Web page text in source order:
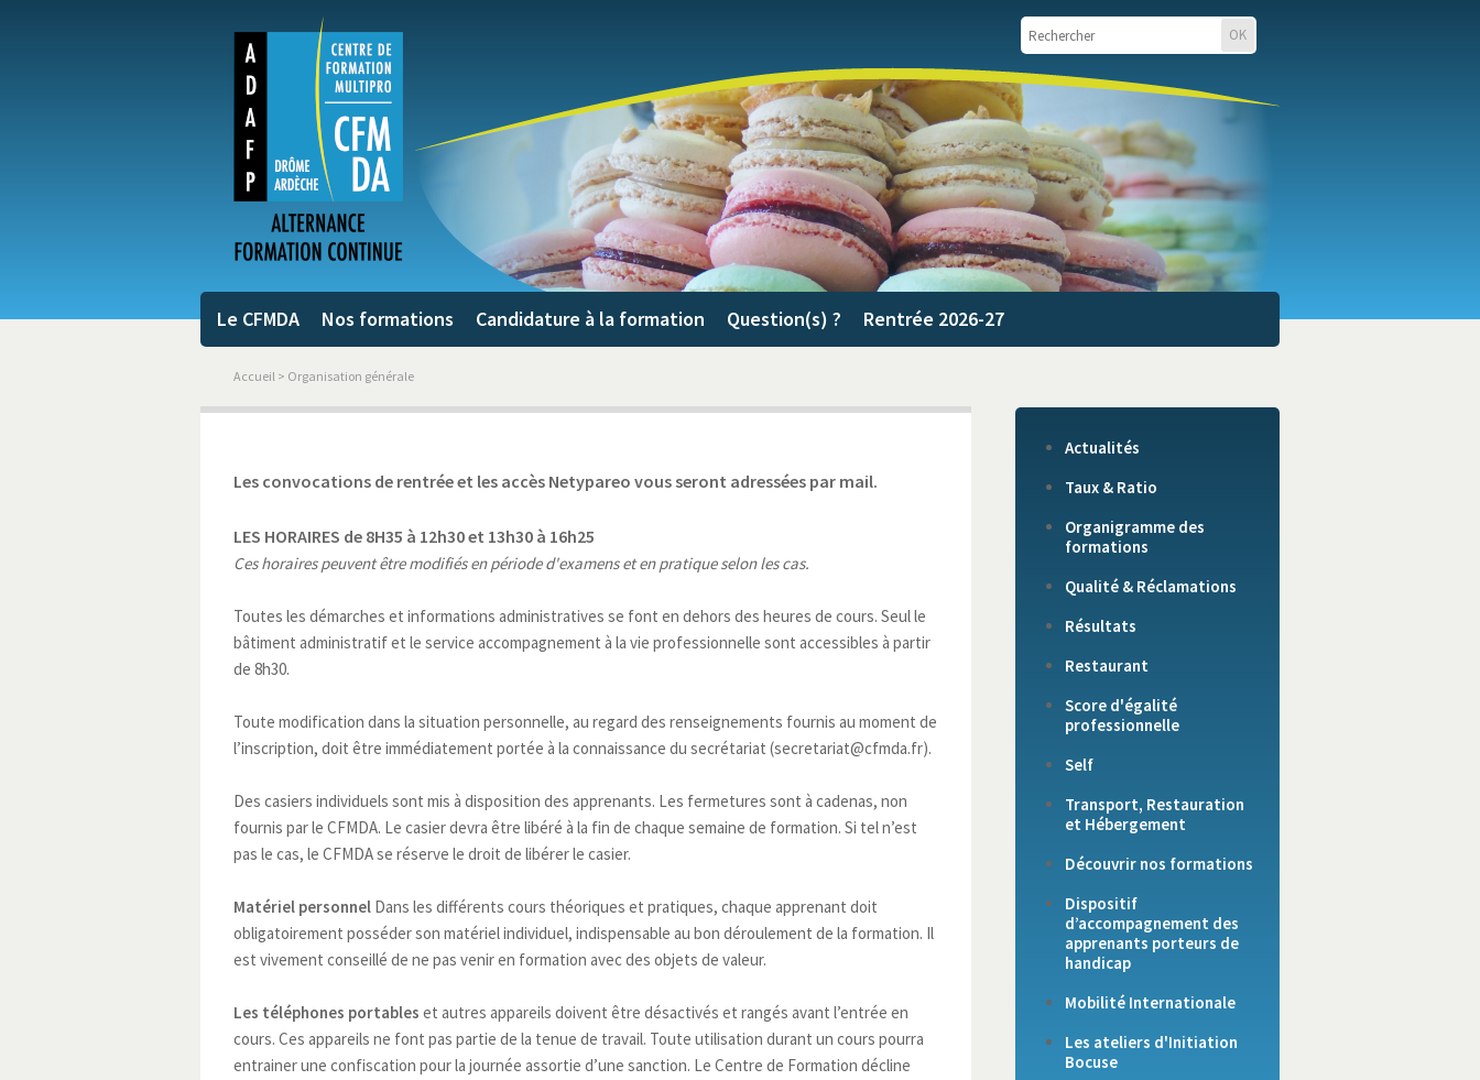
Le CFMDA Nos formations Candidature à la formation Question(s) ? Rentrée 2026-27
Accueil > Organisation générale
Les convocations de rentrée et les accès Netypareo vous seront adressées par mail.
LES HORAIRES de 8H35 à 12h30 et 13h30 à 16h25
Ces horaires peuvent être modifiés en période d'examens et en pratique selon les cas.
Toutes les démarches et informations administratives se font en dehors des heures de cours. Seul le
bâtiment administratif et le service accompagnement à la vie professionnelle sont accessibles à partir
de 8h30.
Toute modification dans la situation personnelle, au regard des renseignements fournis au moment de
l’inscription, doit être immédiatement portée à la connaissance du secrétariat (secretariat@cfmda.fr).
Des casiers individuels sont mis à disposition des apprenants. Les fermetures sont à cadenas, non
fournis par le CFMDA. Le casier devra être libéré à la fin de chaque semaine de formation. Si tel n’est
pas le cas, le CFMDA se réserve le droit de libérer le casier.
Matériel personnel Dans les différents cours théoriques et pratiques, chaque apprenant doit
obligatoirement posséder son matériel individuel, indispensable au bon déroulement de la formation. Il
est vivement conseillé de ne pas venir en formation avec des objets de valeur.
Les téléphones portables et autres appareils doivent être désactivés et rangés avant l’entrée en
cours. Ces appareils ne font pas partie de la tenue de travail. Toute utilisation durant un cours pourra
entrainer une confiscation pour la journée assortie d’une sanction. Le Centre de Formation décline
Actualités
Taux & Ratio
Organigramme des
formations
Qualité & Réclamations
Résultats
Restaurant
Score d'égalité
professionnelle
Self
Transport, Restauration
et Hébergement
Découvrir nos formations
Dispositif
d’accompagnement des
apprenants porteurs de
handicap
Mobilité Internationale
Les ateliers d'Initiation
Bocuse